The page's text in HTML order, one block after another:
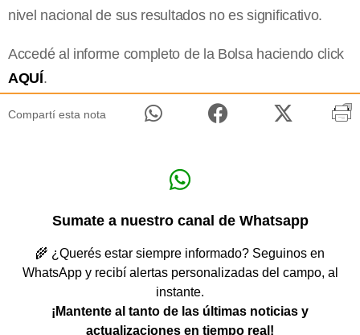
nivel nacional de sus resultados no es significativo.
Accedé al informe completo de la Bolsa haciendo click
AQUÍ.
Compartí esta nota
Sumate a nuestro canal de Whatsapp
🌾 ¿Querés estar siempre informado? Seguinos en
WhatsApp y recibí alertas personalizadas del campo, al
instante.
¡Mantente al tanto de las últimas noticias y
actualizaciones en tiempo real!